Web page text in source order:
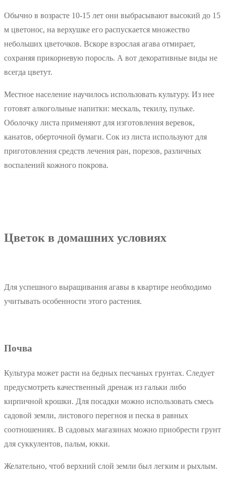
Обычно в возрасте 10-15 лет они выбрасывают высокий до 15
м цветонос, на верхушке его распускается множество
небольших цветочков. Вскоре взрослая агава отмирает,
сохраняя прикорневую поросль. А вот декоративные виды не
всегда цветут.
Местное население научилось использовать культуру. Из нее
готовят алкогольные напитки: мескаль, текилу, пульке.
Оболочку листа применяют для изготовления веревок,
канатов, оберточной бумаги. Сок из листа используют для
приготовления средств лечения ран, порезов, различных
воспалений кожного покрова.
Цветок в домашних условиях
Для успешного выращивания агавы в квартире необходимо
учитывать особенности этого растения.
Почва
Культура может расти на бедных песчаных грунтах. Следует
предусмотреть качественный дренаж из гальки либо
кирпичной крошки. Для посадки можно использовать смесь
садовой земли, листового перегноя и песка в равных
соотношениях. В садовых магазинах можно приобрести грунт
для суккулентов, пальм, юкки.
Желательно, чтоб верхний слой земли был легким и рыхлым.